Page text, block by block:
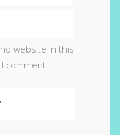
website in this
comment.